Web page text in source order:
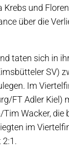
und
über die
taten sich in
SV)
Im
FT Adler Kiel)
Wacker, die
im